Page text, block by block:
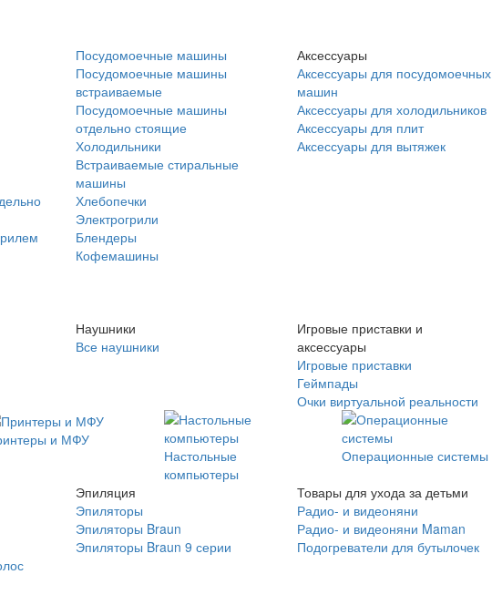
Посудомоечные машины
Посудомоечные машины
встраиваемые
Посудомоечные машины
отдельно стоящие
Холодильники
Встраиваемые стиральные
машины
Хлебопечки
Электрогрили
Блендеры
Кофемашины
Аксессуары
Аксессуары для посудомоечных
машин
Аксессуары для холодильников
Аксессуары для плит
Аксессуары для вытяжек
Наушники
Все наушники
Игровые приставки и
аксессуары
Игровые приставки
Геймпады
Очки виртуальной реальности
и МФУ
Настольные
компьютеры
Операционные системы
Эпиляция
Эпиляторы
Эпиляторы Braun
Эпиляторы Braun 9 серии
Товары для ухода за детьми
Радио- и видеоняни
Радио- и видеоняни Maman
Подогреватели для бутылочек